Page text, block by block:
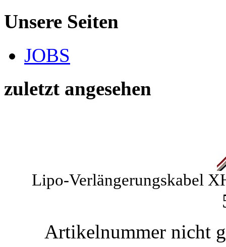
Unsere Seiten
JOBS
zuletzt angesehen
Lipo-Verlängerungskabel
Artikelnummer nicht